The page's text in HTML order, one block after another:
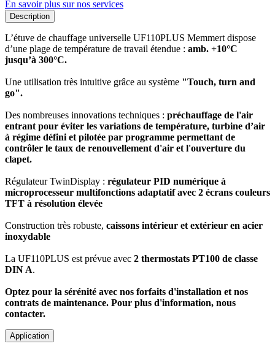
En savoir plus sur nos services
Description
L’étuve de chauffage universelle UF110PLUS Memmert dispose
d’une plage de température de travail étendue : amb. +10°C
jusqu’à 300°C.
Une utilisation très intuitive grâce au système "Touch, turn and
go".
Des nombreuses innovations techniques : préchauffage de l'air
entrant pour éviter les variations de température, turbine d’air
à régime défini et pilotée par programme permettant de
contrôler le taux de renouvellement d'air et l'ouverture du
clapet.
Régulateur TwinDisplay : régulateur PID numérique à
microprocesseur multifonctions adaptatif avec 2 écrans couleurs
TFT à résolution élevée
Construction très robuste, caissons intérieur et extérieur en acier
inoxydable
La UF110PLUS est prévue avec 2 thermostats PT100 de classe
DIN A.
Optez pour la sérénité avec nos forfaits d'installation et nos
contrats de maintenance. Pour plus d'information, nous
contacter.
Application